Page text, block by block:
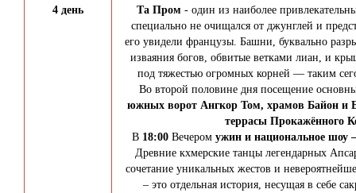
4 день
Та Пром - один из наиболее
специально не очищался от джунглей и
его увидели французы. Башни, буквально
изваяния богов, обвитые ветками лиан, и
под тяжестью огромных корней — таким
Во второй половине дня посещение
южных ворот Ангкор Том, храмов Байон и
террасы Прокажённого
В 18:00Вечером ужин и национальное шоу
Древние кхмерские танцы легендарных
сочетание уникальных жестов и
– это отдельная история, несущая в себе